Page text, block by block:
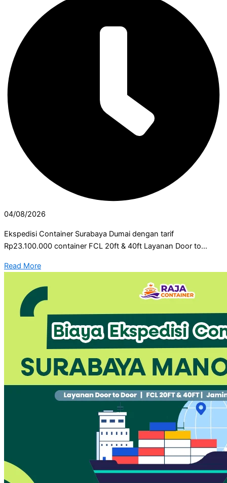
04/08/2026
Ekspedisi Container Surabaya Dumai dengan tarif
Rp23.100.000 container FCL 20ft & 40ft Layanan Door to...
Read More